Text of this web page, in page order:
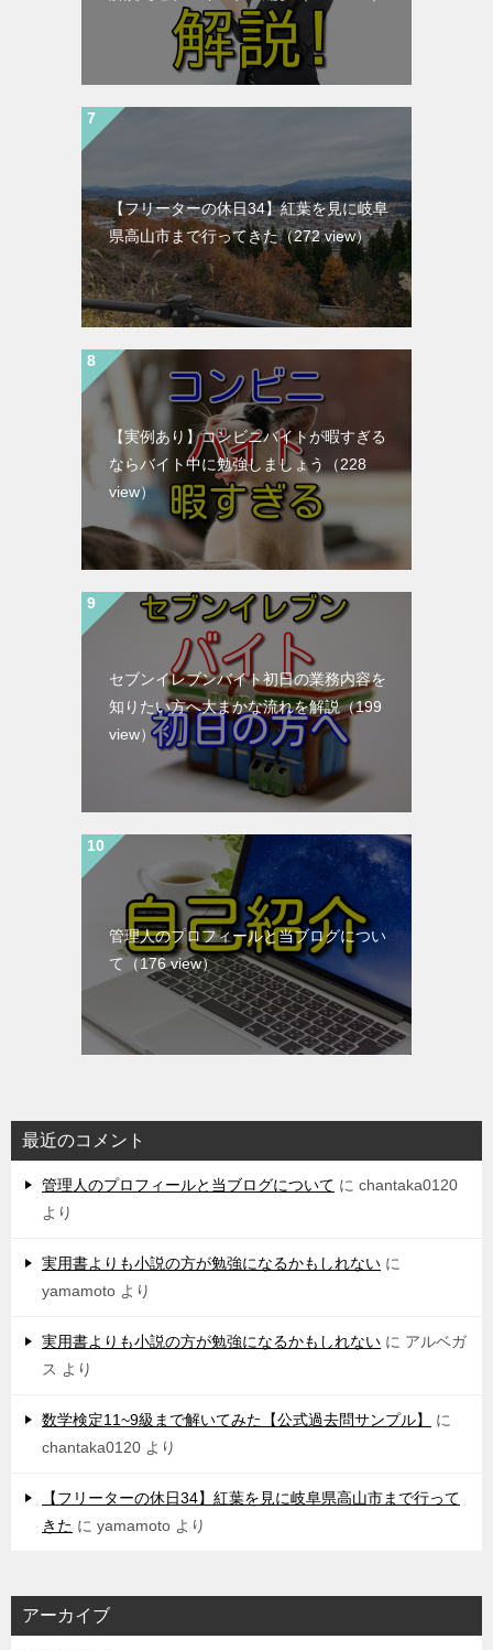
【フリーターの休日34】紅葉を見に岐阜
県高山市まで行ってきた（272 view）
【実例あり】コンビニバイトが暇すぎる
ならバイト中に勉強しましょう
（228
view）
セブンイレブンバイト初日の業務内容を
知りたい方へ大まかな流れを解説（199
view）
管理人のプロフィールと当ブログについ
て
（176 view）
最近のコメント
管理人のプロフィールと当ブログについて に chantaka0120
より
実用書よりも小説の方が勉強になるかもしれない に
yamamoto より
実用書よりも小説の方が勉強になるかもしれない に アルベガ
ス より
数学検定11~9級まで解いてみた【公式過去問サンプル】
に
chantaka0120 より
【フリーターの休日34】紅葉を見に岐阜県高山市まで行って
きた に yamamoto より
アーカイブ